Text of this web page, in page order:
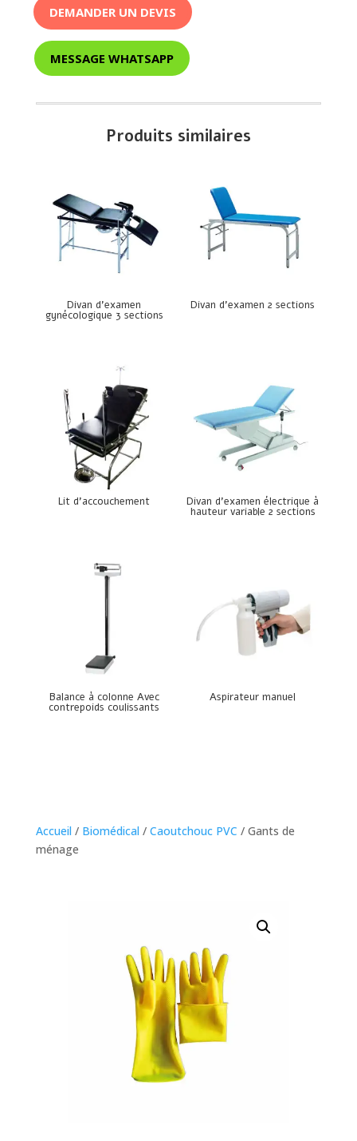
DEMANDER UN DEVIS
MESSAGE WHATSAPP
Produits similaires
Divan d’examen
gynécologique 3 sections
Divan d’examen 2 sections
Lit d’accouchement Divan d’examen électrique à
hauteur variable 2 sections
Balance à colonne Avec
contrepoids coulissants
Aspirateur manuel
Accueil / Biomédical / Caoutchouc PVC / Gants de
ménage